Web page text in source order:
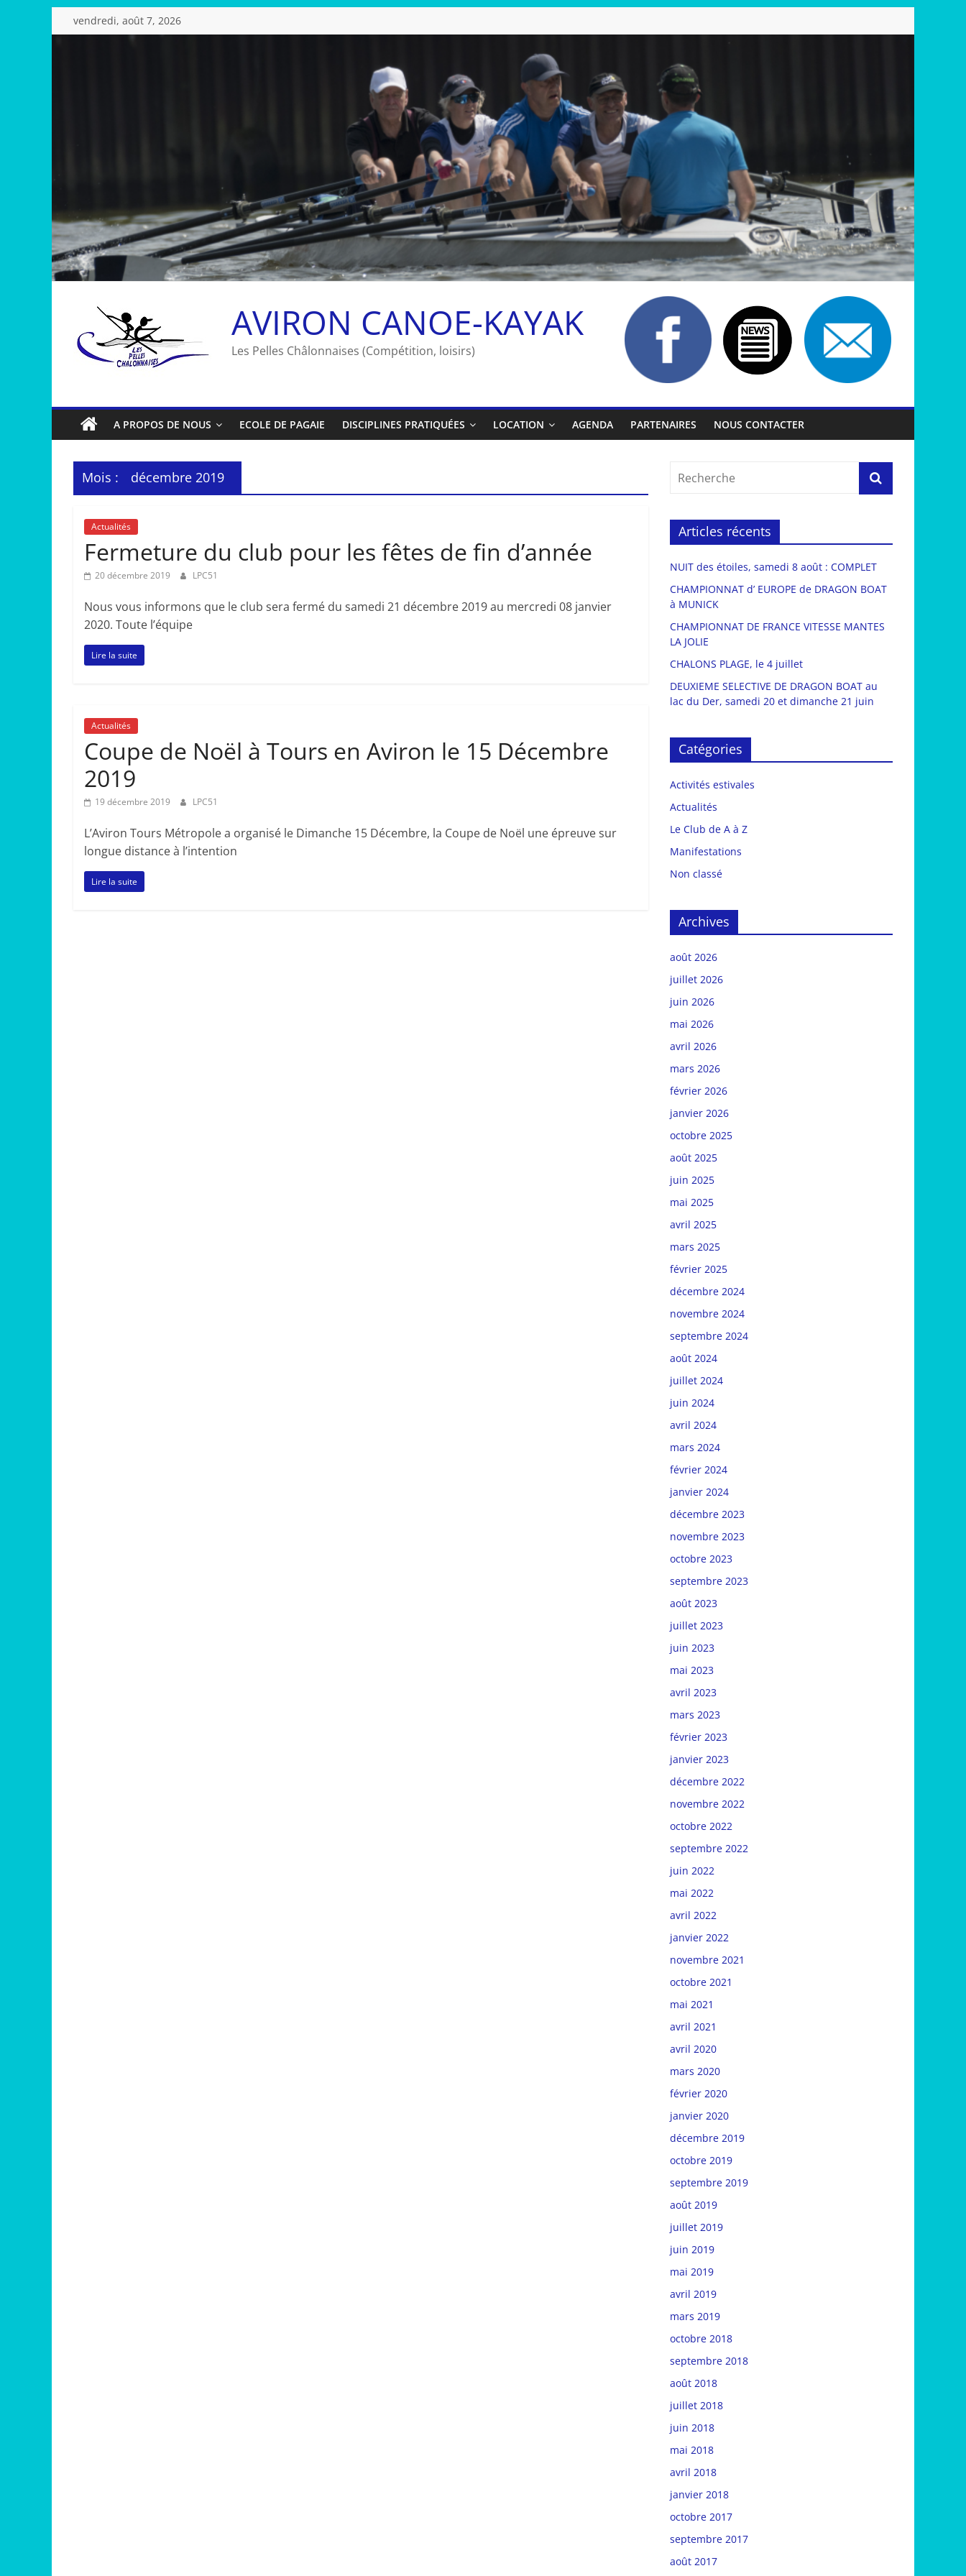
Passer
au
vendredi, août 7, 2026
AVIRON CANOE-KAYAK
Les Pelles Châlonnaises (Compétition, loisirs)
A PROPOS DE NOUS ECOLE DE PAGAIE DISCIPLINES PRATIQUÉES LOCATION AGENDA PARTENAIRES NOUS CONTACTER
Mois : décembre 2019
Actualités
Fermeture du club pour les fêtes de fin d’année
20 décembre 2019 LPC51
Nous vous informons que le club sera fermé du samedi 21 décembre 2019 au mercredi 08 janvier
2020. Toute l’équipe
Lire la suite
Actualités
Coupe de Noël à Tours en Aviron le 15 Décembre
2019
19 décembre 2019 LPC51
L’Aviron Tours Métropole a organisé le Dimanche 15 Décembre, la Coupe de Noël une épreuve sur
longue distance à l’intention
Lire la suite
Articles récents
NUIT des étoiles, samedi 8 août : COMPLET
CHAMPIONNAT d’ EUROPE de DRAGON BOAT
à MUNICK
CHAMPIONNAT DE FRANCE VITESSE MANTES
LA JOLIE
CHALONS PLAGE, le 4 juillet
DEUXIEME SELECTIVE DE DRAGON BOAT au
lac du Der, samedi 20 et dimanche 21 juin
Catégories
Activités estivales
Actualités
Le Club de A à Z
Manifestations
Non classé
Archives
août 2026
juillet 2026
juin 2026
mai 2026
avril 2026
mars 2026
février 2026
janvier 2026
octobre 2025
août 2025
juin 2025
mai 2025
avril 2025
mars 2025
février 2025
décembre 2024
novembre 2024
septembre 2024
août 2024
juillet 2024
juin 2024
avril 2024
mars 2024
février 2024
janvier 2024
décembre 2023
novembre 2023
octobre 2023
septembre 2023
août 2023
juillet 2023
juin 2023
mai 2023
avril 2023
mars 2023
février 2023
janvier 2023
décembre 2022
novembre 2022
octobre 2022
septembre 2022
juin 2022
mai 2022
avril 2022
janvier 2022
novembre 2021
octobre 2021
mai 2021
avril 2021
avril 2020
mars 2020
février 2020
janvier 2020
décembre 2019
octobre 2019
septembre 2019
août 2019
juillet 2019
juin 2019
mai 2019
avril 2019
mars 2019
octobre 2018
septembre 2018
août 2018
juillet 2018
juin 2018
mai 2018
avril 2018
janvier 2018
octobre 2017
septembre 2017
août 2017